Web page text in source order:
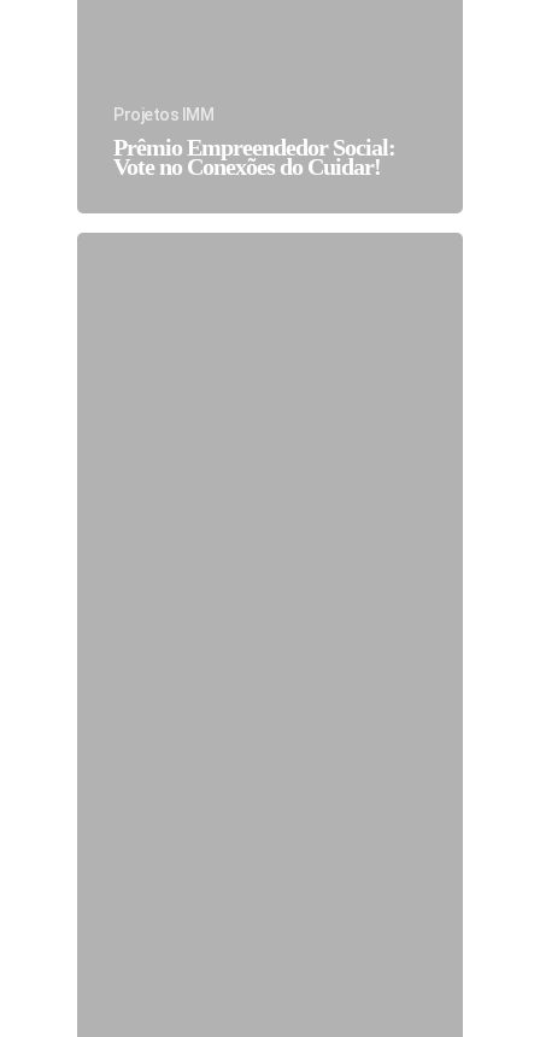
Projetos IMM
Prêmio Empreendedor Social:
Vote no Conexões do Cuidar!